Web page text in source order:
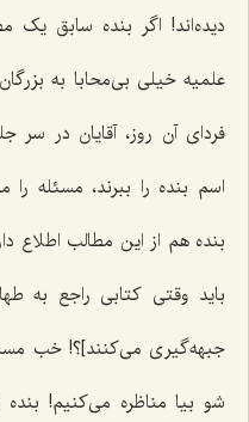
دیده‌اند! اگر بنده سابق یک
علمیه خیلی بی‌محابا به
فردای آن روز، آقایان در سر
اسم بنده را ببرند، مسئله
بنده هم از این مطالب اطلاع
باید وقتی کتابی راجع به
جبهه‌گیری می‌کنند]؟! خب
شو بیا مناظره می‌کنیم!